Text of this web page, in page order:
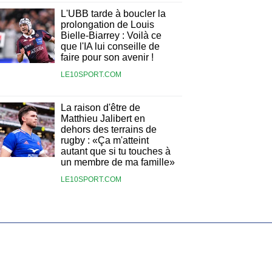
L'UBB tarde à boucler la
prolongation de Louis
Bielle-Biarrey : Voilà ce
que l'IA lui conseille de
faire pour son avenir !
LE10SPORT.COM
La raison d'être de
Matthieu Jalibert en
dehors des terrains de
rugby : «Ça m'atteint
autant que si tu touches à
un membre de ma famille»
LE10SPORT.COM